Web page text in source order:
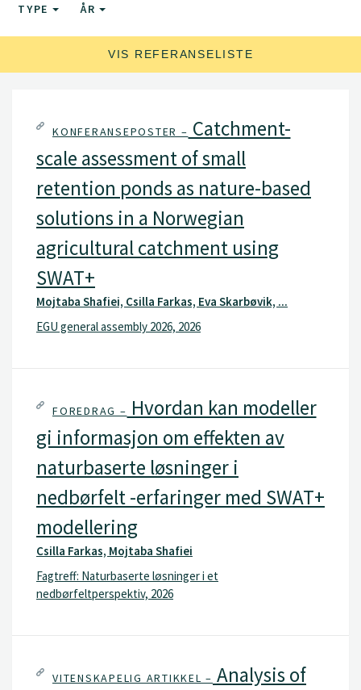
TYPE ÅR
VIS REFERANSELISTE
KONFERANSEPOSTER – Catchment-
scale assessment of small
retention ponds as nature-based
solutions in a Norwegian
agricultural catchment using
SWAT+
Mojtaba Shafiei, Csilla Farkas, Eva Skarbøvik, ...
EGU general assembly 2026, 2026
FOREDRAG – Hvordan kan modeller
gi informasjon om effekten av
naturbaserte løsninger i
nedbørfelt -erfaringer med SWAT+
modellering
Csilla Farkas, Mojtaba Shafiei
Fagtreff: Naturbaserte løsninger i et
nedbørfeltperspektiv, 2026
VITENSKAPELIG ARTIKKEL – Analysis of